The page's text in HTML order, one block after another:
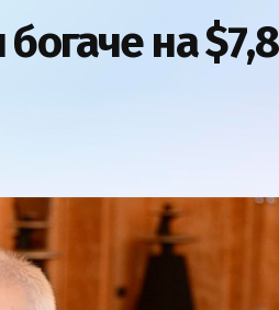
на $7,8